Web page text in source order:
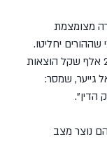
מצומצמת
יחליטו.
ואם לא ניתן לפצל, הבת ובעלה יפצו את יתר המשפחה. הבת ובעלה חויבו לשלם 25 אלף שקל הוצאות
גייער, שמסר:
הדין".
נוצר מצב